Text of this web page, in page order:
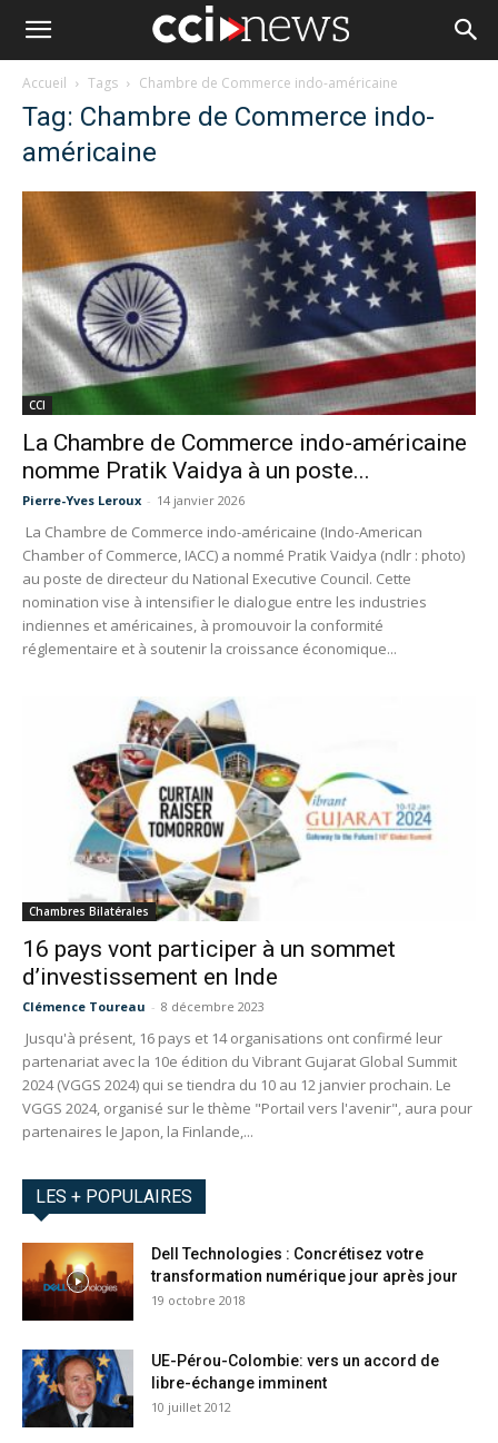
Accueil Tags Chambre de Commerce indo-américaine
Tag: Chambre de Commerce indo-
américaine
CCI
La Chambre de Commerce indo-américaine
nomme Pratik Vaidya à un poste...
Pierre-Yves Leroux - 14 janvier 2026
La Chambre de Commerce indo-américaine (Indo-American
Chamber of Commerce, IACC) a nommé Pratik Vaidya (ndlr : photo)
au poste de directeur du National Executive Council. Cette
nomination vise à intensifier le dialogue entre les industries
indiennes et américaines, à promouvoir la conformité
réglementaire et à soutenir la croissance économique...
Chambres Bilatérales
16 pays vont participer à un sommet
d’investissement en Inde
Clémence Toureau - 8 décembre 2023
Jusqu'à présent, 16 pays et 14 organisations ont confirmé leur
partenariat avec la 10e édition du Vibrant Gujarat Global Summit
2024 (VGGS 2024) qui se tiendra du 10 au 12 janvier prochain. Le
VGGS 2024, organisé sur le thème "Portail vers l'avenir", aura pour
partenaires le Japon, la Finlande,...
LES + POPULAIRES
Dell Technologies : Concrétisez votre
transformation numérique jour après jour
19 octobre 2018
UE-Pérou-Colombie: vers un accord de
libre-échange imminent
10 juillet 2012